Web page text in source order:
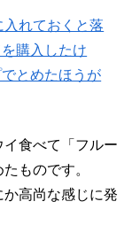
れておくと落
購入したけ
とめたほうが
食べて「フルー
ものです。
高尚な感じに発